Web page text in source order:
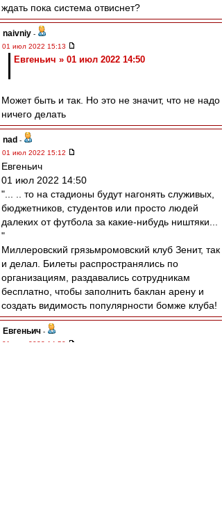
ждать пока система отвиснет?
naivniy -
01 июл 2022 15:13
Евгеньич » 01 июл 2022 14:50
Может быть и так. Но это не значит, что не надо
ничего делать
nad -
01 июл 2022 15:12
Евгеньич
01 июл 2022 14:50
"... .. то на стадионы будут нагонять служивых,
бюджетников, студентов или просто людей
далеких от футбола за какие-нибудь ништяки...
"
Миллеровский грязьмромовский клуб Зенит, так
и делал. Билеты распространялись по
организациям, раздавались сотрудникам
бесплатно, чтобы заполнить баклан арену и
создать видимость популярности бомже клуба!
Евгеньич -
01 июл 2022 14:50